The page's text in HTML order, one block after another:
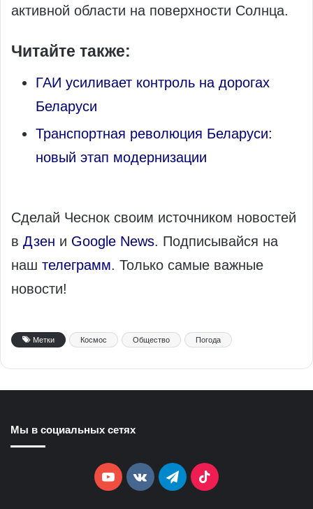
активной области на поверхности Солнца.
Читайте также:
ГАИ усиливает контроль на дорогах
Беларуси
Транспортная революция Беларуси:
новый этап модернизации
Сделай Чеснок своим источником новостей
в Дзен и Google News. Подписывайся на
наш телеграмм. Только самые важные
новости!
Метки Космос Общество Погода
Мы в социальных сетях
YouTubevk.comTelegramTikTok